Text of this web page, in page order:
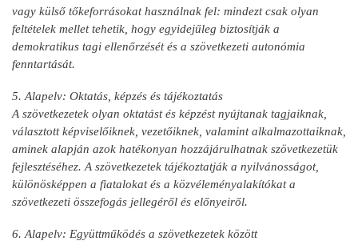
vagy külső tőkeforrásokat használnak fel: mindezt csak olyan
feltételek mellet tehetik, hogy egyidejűleg biztosítják a
demokratikus tagi ellenőrzését és a szövetkezeti autonómia
fenntartását.
5. Alapelv: Oktatás, képzés és tájékoztatás
A szövetkezetek olyan oktatást és képzést nyújtanak tagjaiknak,
választott képviselőiknek, vezetőiknek, valamint alkalmazottaiknak,
aminek alapján azok hatékonyan hozzájárulhatnak szövetkezetük
fejlesztéséhez. A szövetkezetek tájékoztatják a nyilvánosságot,
különösképpen a fiatalokat és a közvéleményalakítókat a
szövetkezeti összefogás jellegéről és előnyeiről.
6. Alapelv: Együttműködés a szövetkezetek között